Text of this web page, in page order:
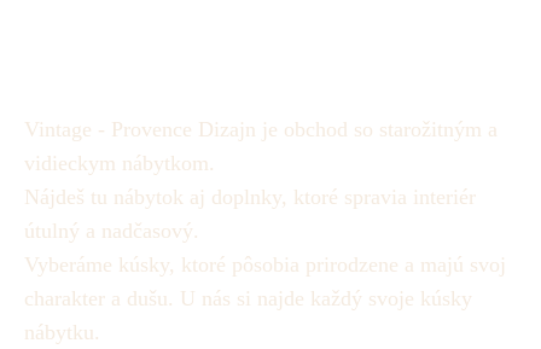
Vintage - Provence Dizajn je obchod so starožitným a
vidieckym nábytkom.
Nájdeš tu nábytok aj doplnky, ktoré spravia interiér
útulný a nadčasový.
Vyberáme kúsky, ktoré pôsobia prirodzene a majú svoj
charakter a dušu. U nás si najde každý svoje kúsky
nábytku.